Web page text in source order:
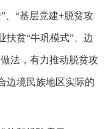
、“基层党建+脱贫攻
扶贫“牛巩模式”、边
法，有力推动脱贫攻
边境民族地区实际的